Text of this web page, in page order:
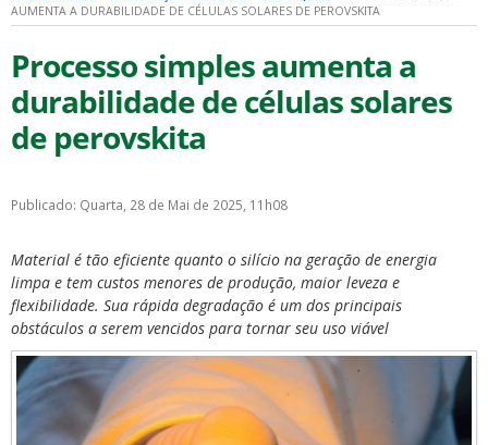
AUMENTA A DURABILIDADE DE CÉLULAS SOLARES DE PEROVSKITA
Processo simples aumenta a
durabilidade de células solares
de perovskita
Publicado: Quarta, 28 de Mai de 2025, 11h08
Material é tão eficiente quanto o silício na geração de energia
limpa e tem custos menores de produção, maior leveza e
flexibilidade. Sua rápida degradação é um dos principais
obstáculos a serem vencidos para tornar seu uso viável